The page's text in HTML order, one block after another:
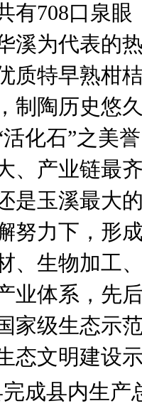
有708口泉眼
溪为代表的
质特早熟柑
制陶历史悠
活化石”之美
、产业链最
是玉溪最大
努力下，形
、生物加工
业体系，先
家级生态示
态文明建设
成县内生产